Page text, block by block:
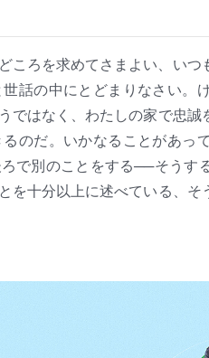
ころを求めてさまよい、い
話の中にとどまりなさい。
ではなく、わたしの家で忠
のだ。いかなることがあっ
で別のことをする──そうす
を十分以上に述べている、
必要とするのは、まさに穢れ
れ、不服従になり、あるいは
の気になればいつでもどこで